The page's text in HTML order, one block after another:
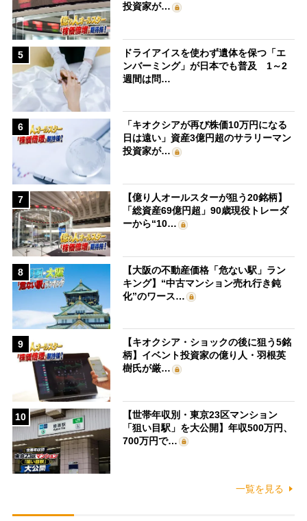
投資家が…
5
ドライアイスを使わず遺体を保つ「エ
ンバーミング」が日本でも普及 1～2
週間は問…
6
「キオクシアが再び株価10万円になる
日は遠い」資産3億円超のサラリーマン
投資家が…
7
【億り人オールスターが狙う20銘柄】
「総資産69億円超」90歳現役トレーダ
ーから“10…
8
【大阪の不動産価格「危ない駅」ラン
キング】“中古マンション売れ行き鈍
化”のワース…
9
【キオクシア・ショックの後に狙う5銘
柄】イベント投資家の億り人・羽根英
樹氏が厳…
10
【世帯年収別・東京23区マンション
「狙い目駅」を大公開】年収500万円、
700万円で…
一覧を見る